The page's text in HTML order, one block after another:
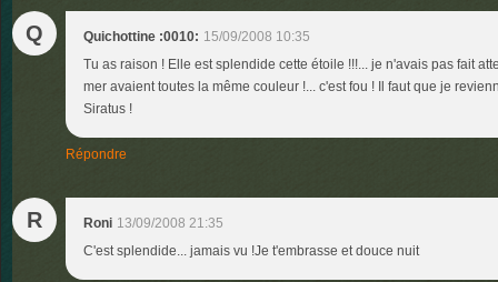
Q Quichottine :0010: 15/09/2008 10:35
Tu as raison ! Elle est splendide cette étoile !!!... je n'avais pas fait
mer avaient toutes la même couleur !... c'est fou ! Il faut que je
Siratus !
Répondre
R Roni 13/09/2008 21:35
C'est splendide... jamais vu !Je t'embrasse et douce nuit